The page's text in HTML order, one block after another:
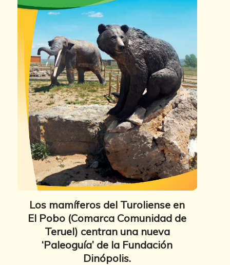
Los mamíferos del Turoliense en
El Pobo (Comarca Comunidad de
Teruel) centran una nueva
‘Paleoguía’ de la Fundación
Dinópolis.